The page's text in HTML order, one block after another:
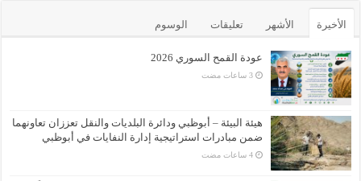
الأخيرة الأشهر تعليقات الوسوم
عودة القمح السوري 2026
هيئة البيئة – أبوظبي ودائرة البلديات والنقل تعززان تعاونهما
ضمن مبادرات استراتيجية إدارة النفايات في أبوظبي